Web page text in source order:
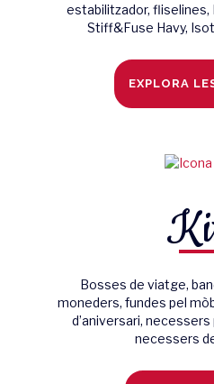
estabilitzador, fliselines,
Stiff&Fuse Havy,
EXPLORA
Bosses de viatge,
moneders, fundes pel
d’aniversari,
necessers